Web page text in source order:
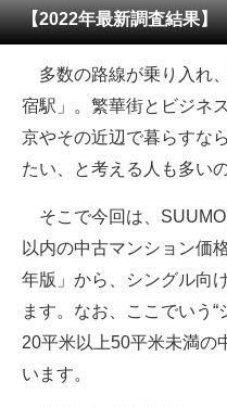
メディア
注目記事を集めた総合ページ
ITの今と未来を見通す
スマホと通信の最新トレンド
好きが集まる 比べて選べる
ビジネスと働き方のヒント
企業ITのトレンドを詳説
【2022年最新調査結果】
多数の路線が乗り入れ
宿駅」。繁華街とビジネ
京やその近辺で暮らすな
たい、と考える人も多い
そこで今回は、
以内の中古マンション価
年版」から、シングル向
ます。なお、ここでいう
20平米以上50平米未満の
います。